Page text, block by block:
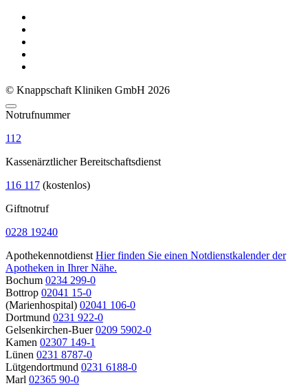
© Knappschaft Kliniken GmbH 2026
Notrufnummer
112
Kassenärztlicher Bereitschaftsdienst
116 117 (kostenlos)
Giftnotruf
0228 19240
Apothekennotdienst Hier finden Sie einen Notdienstkalender der
Apotheken in Ihrer Nähe.
Bochum 0234 299-0
Bottrop 02041 15-0
(Marienhospital) 02041 106-0
Dortmund 0231 922-0
Gelsenkirchen-Buer 0209 5902-0
Kamen 02307 149-1
Lünen 0231 8787-0
Lütgendortmund 0231 6188-0
Marl 02365 90-0